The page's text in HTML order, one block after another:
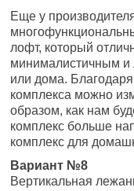
Еще у
лофт, который
минималистичным и
или дома.
комплекса можно
образом, как нам
комплекс больше
комплекс для
Вариант №8
Вертикальная